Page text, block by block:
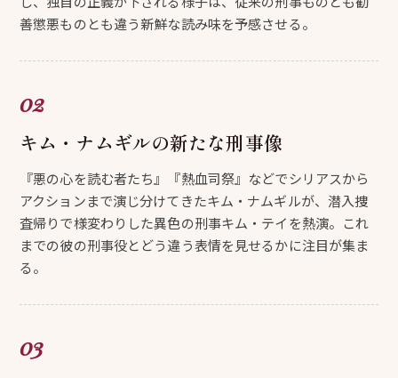
善懲悪ものとも違う新鮮な読み味を予感させる。
キム・ナムギルの新たな刑事像
『悪の心を読む者たち』『熱血司祭』などでシリアスから
アクションまで演じ分けてきたキム・ナムギルが、潜入捜
査帰りで様変わりした異色の刑事キム・テイを熱演。これ
までの彼の刑事役とどう違う表情を見せるかに注目が集ま
る。